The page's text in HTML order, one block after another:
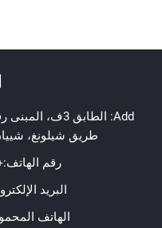
طريق شيلونغ، شييان،
رقم الهاتف:1751
البريد
الهاتف